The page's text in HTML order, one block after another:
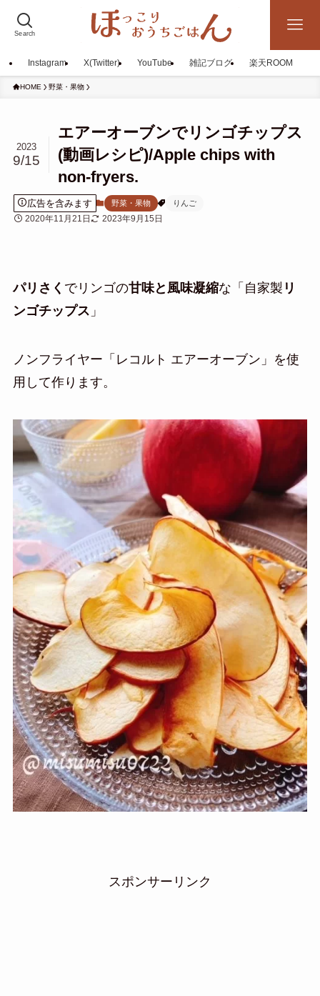
Search
Instagram X(Twitter) YouTube 雑記ブログ 楽天ROOM
HOME 野菜・果物
エアーオーブンでリンゴチップス
(動画レシピ)/Apple chips with
non-fryers.
2023
9/15
広告を含みます 野菜・果物 りんご
2020年11月21日 2023年9月15日
パリさく でリンゴの甘味と風味凝縮な「自家製 リ
ンゴチップス 」
ノンフライヤー「レコルト エアーオーブン」を使
用して作ります。
スポンサーリンク